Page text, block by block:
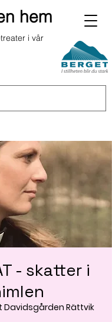
hem
i vår
- skatter i
Davidsgården Rättvik